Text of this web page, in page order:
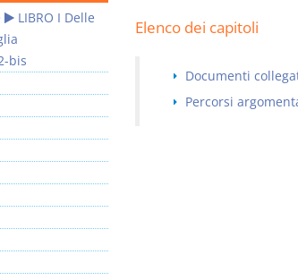
Elenco dei capitoli
Documenti
Percorsi
LIBRO I Delle
bis